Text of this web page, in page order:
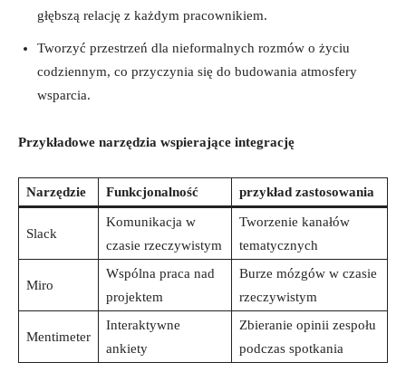
głębszą relację z każdym pracownikiem.
Tworzyć przestrzeń dla nieformalnych rozmów o życiu
codziennym, co przyczynia się do budowania atmosfery
wsparcia.
Przykładowe narzędzia wspierające integrację
Narzędzie Funkcjonalność przykład zastosowania
Slack
Komunikacja w
czasie rzeczywistym
Tworzenie kanałów
tematycznych
Miro
Wspólna praca nad
projektem
Burze mózgów w czasie
rzeczywistym
Mentimeter
Interaktywne
ankiety
Zbieranie opinii zespołu
podczas spotkania